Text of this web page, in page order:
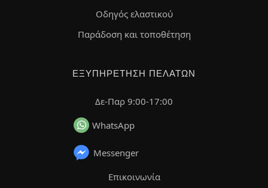
Οδηγός ελαστικού
Παράδοση και τοποθέτηση
ΕΞΥΠΗΡΈΤΗΣΗ ΠΕΛΑΤΏΝ
Δε-Παρ 9:00-17:00
WhatsApp
Messenger
Επικοινωνία